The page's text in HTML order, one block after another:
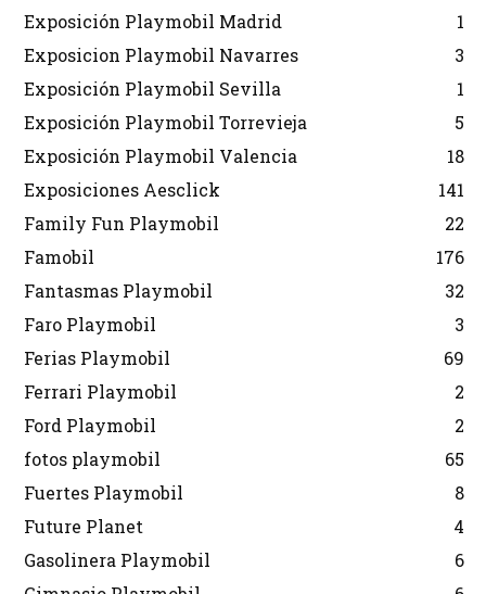
Exposición Playmobil Madrid
1
Exposicion Playmobil Navarres
3
Exposición Playmobil Sevilla
1
Exposición Playmobil Torrevieja
5
Exposición Playmobil Valencia
18
Exposiciones Aesclick
141
Family Fun Playmobil
22
Famobil
176
Fantasmas Playmobil
32
Faro Playmobil
3
Ferias Playmobil
69
Ferrari Playmobil
2
Ford Playmobil
2
fotos playmobil
65
Fuertes Playmobil
8
Future Planet
4
Gasolinera Playmobil
6